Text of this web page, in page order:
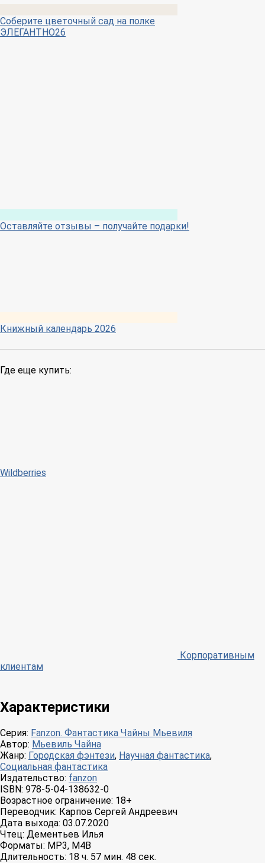
Соберите цветочный сад на полке
ЭЛЕГАНТНО26
Оставляйте отзывы – получайте подарки!
Книжный календарь 2026
Где еще купить:
Wildberries
Корпоративным
клиентам
Характеристики
Серия: Fanzon. Фантастика Чайны Мьевиля
Автор: Мьевиль Чайна
Жанр: Городская фэнтези, Научная фантастика,
Социальная фантастика
Издательство: fanzon
ISBN: 978-5-04-138632-0
Возрастное ограничение: 18+
Переводчик: Карпов Сергей Андреевич
Дата выхода: 03.07.2020
Чтец: Дементьев Илья
Форматы: MP3, M4B
Длительность: 18 ч. 57 мин. 48 сек.